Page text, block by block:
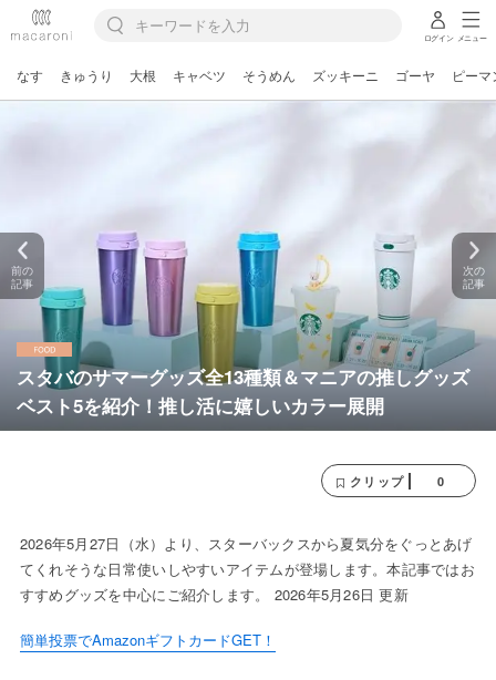
ログイン メニュー
なす きゅうり 大根 キャベツ そうめん ズッキーニ ゴーヤ ピーマ
スタバのサマーグッズ全13種類＆マニアの推しグッズ
ベスト5を紹介！推し活に嬉しいカラー展開
前の
記事
次の
記事
クリップ 0
2026年5月27日（水）より、スターバックスから夏気分をぐっとあげ
てくれそうな日常使いしやすいアイテムが登場します。本記事ではお
すすめグッズを中心にご紹介します。 2026年5月26日 更新
簡単投票でAmazonギフトカードGET！